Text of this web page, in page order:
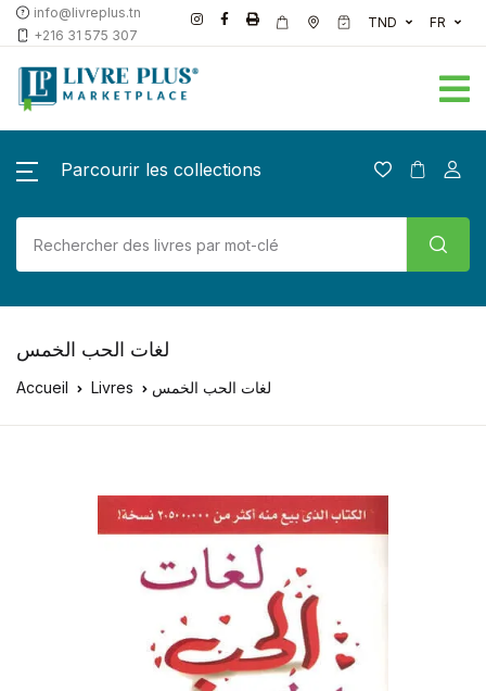
info@livreplus.tn
+216 31 575 307
TND FR
Parcourir les collections
لغات الحب الخمس
Accueil Livres لغات الحب الخمس